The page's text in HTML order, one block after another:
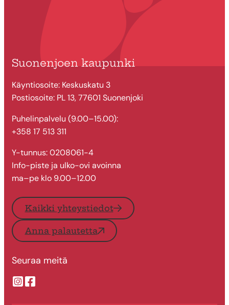
Suonenjoen kaupunki
Käyntiosoite: Keskuskatu 3
Postiosoite: PL 13, 77601 Suonenjoki
Puhelinpalvelu (9.00–15.00):
+358 17 513 311
Y-tunnus: 0208061-4
Info-piste ja ulko-ovi avoinna
ma–pe klo 9.00–12.00
Kaikki yhteystiedot
Anna palautetta
Seuraa meitä
Suonenjoen kaupungin Instragram
Suonenjoen kaupungin Facebook